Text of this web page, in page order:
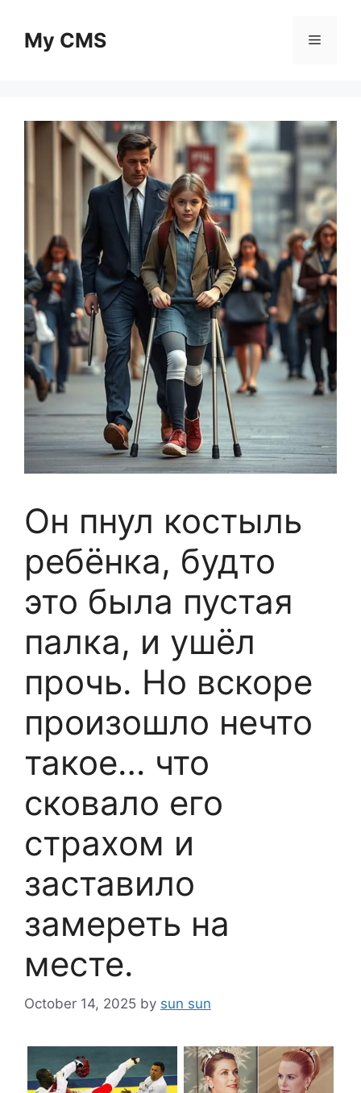
contentMy CMS Menu
Он пнул костыль
ребёнка, будто
это была пустая
палка, и ушёл
прочь. Но вскоре
произошло нечто
такое… что
сковало его
страхом и
заставило
замереть на
месте.
October 14, 2025 by sun sun